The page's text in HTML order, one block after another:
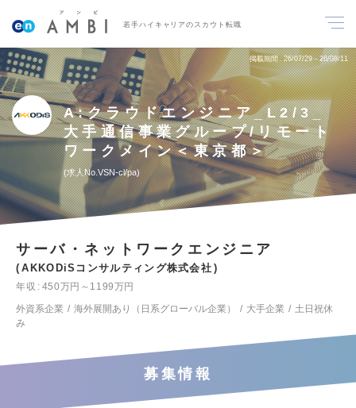
若手ハイキャリアのスカウト転職
掲載期間 26/07/29～26/08/11
A:クラウドエンジニア_L2/3_
大手通信事業グループ/リモート
ワークメイン＜東京都＞
求人No.VSN-cl/pa
サーバ・ネットワークエンジニア
AKKODiSコンサルティング株式会社
年収
450万円～1199万円
外資系企業
海外展開あり（日系グローバル企業） 大手企業
土日祝休
み
募集情報